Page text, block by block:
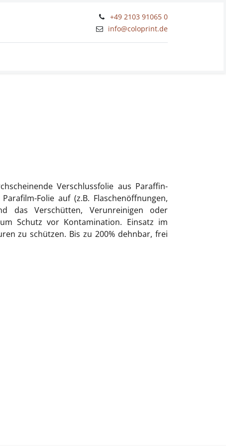
+49 2103 91065 0
​info@coloprint.de
Verschlussfolie aus Paraffin-
Folie auf (z.B. Flaschenöffnungen,
das Verschütten, Verunreinigen oder
Schutz vor Kontamination. Einsatz im
zu schützen. Bis zu 200% dehnbar, frei